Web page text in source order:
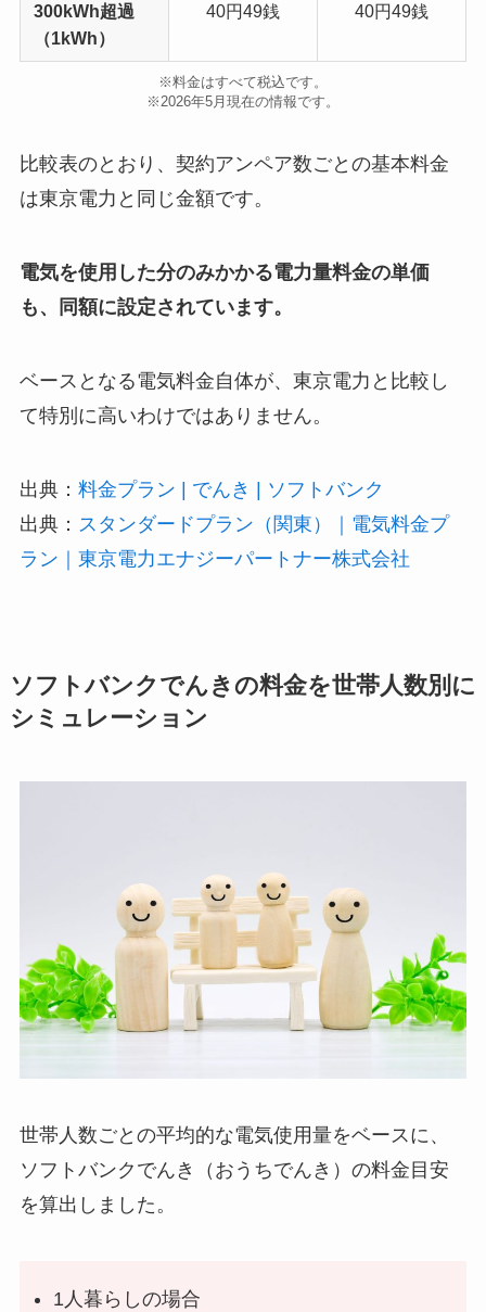
300kWh超過
（1kWh）
40円49銭 40円49銭
※料金はすべて税込です。
※2026年5月現在の情報です。
比較表のとおり、契約アンペア数ごとの基本料金
は東京電力と同じ金額です。
電気を使用した分のみかかる電力量料金の単価
も、同額に設定されています。
ベースとなる電気料金自体が、東京電力と比較し
て特別に高いわけではありません。
出典： 料金プラン | でんき | ソフトバンク
出典： スタンダードプラン（関東）｜電気料金プ
ラン｜東京電力エナジーパートナー株式会社
ソフトバンクでんきの料金を世帯人数別に
シミュレーション
世帯人数ごとの平均的な電気使用量をベースに、
ソフトバンクでんき（おうちでんき）の料金目安
を算出しました。
1人暮らしの場合